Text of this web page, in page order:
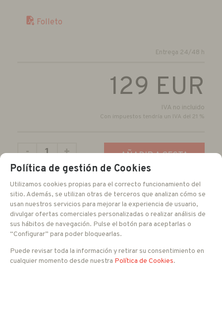
Folleto
Entrega 24/48 h
129 EUR
IVA no incluido
Con impuestos tendría un IVA del 21 %
-
unidades
+ AÑADIR A CESTA
FAMILIAS RELACIONADAS
CCTV IP
Domo 3 a 5 Mpx
Política de gestión de Cookies
Utilizamos cookies propias para el correcto funcionamiento del
sitio. Además, se utilizan otras de terceros que analizan cómo se
usan nuestros servicios para mejorar la experiencia de usuario,
divulgar ofertas comerciales personalizadas o realizar análisis de
sus hábitos de navegación. Pulse el botón para aceptarlas o
“Configurar” para poder bloquearlas.
Puede revisar toda la información y retirar su consentimiento en
cualquier momento desde nuestra Política de Cookies.